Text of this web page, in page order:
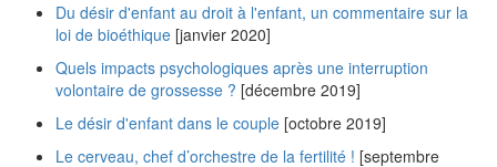
Du désir d'enfant au droit à l'enfant, un commentaire sur la
loi de bioéthique [janvier 2020]
Quels impacts psychologiques après une interruption
volontaire de grossesse ? [décembre 2019]
Le désir d'enfant dans le couple [octobre 2019]
Le cerveau, chef d’orchestre de la fertilité ! [septembre